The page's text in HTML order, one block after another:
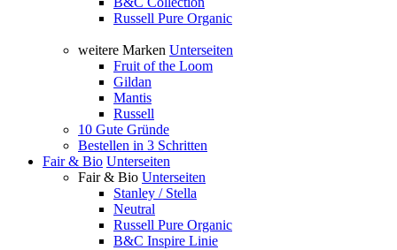
Russell Pure Organic
weitere Marken Unterseiten
Fruit of the Loom
Gildan
Mantis
Russell
10 Gute Gründe
Bestellen in 3 Schritten
Fair & Bio Unterseiten
Fair & Bio Unterseiten
Stanley / Stella
Neutral
Russell Pure Organic
B&C Inspire Linie